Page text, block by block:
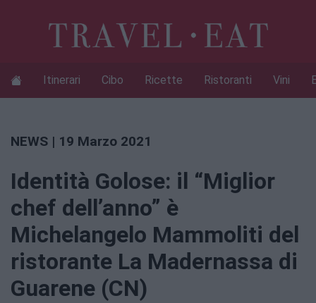
Itinerari Cibo Ricette Ristoranti Vini
NEWS | 19 Marzo 2021
Identità Golose: il “Miglior
chef dell’anno” è
Michelangelo Mammoliti del
ristorante La Madernassa di
Guarene (CN)